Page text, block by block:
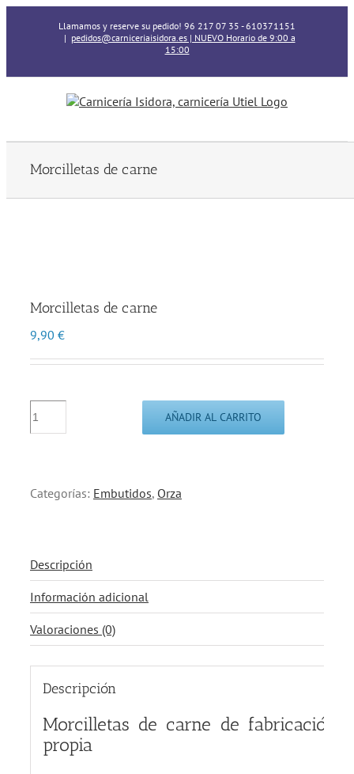
Llamamos y reserve su pedido! 96 217 07 35 - 610371151
| pedidos@carniceriaisidora.es | NUEVO Horario de 9:00 a
15:00
Morcilletas de carne
Morcilletas de carne
9,90 €
de
AÑADIR AL CARRITO
Categorías: Embutidos, Orza
Descripción
Información adicional
Valoraciones (0)
Descripción
Morcilletas de carne de fabricación
propia